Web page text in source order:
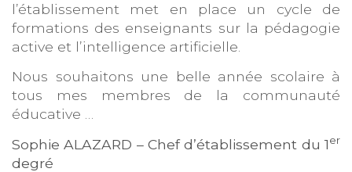
l’établissement met en place un cycle de
formations des enseignants sur la pédagogie
active et l’intelligence artificielle.
Nous souhaitons une belle année scolaire à
tous mes membres de la communauté
éducative …
Sophie ALAZARD – Chef d’établissement du 1er
degré